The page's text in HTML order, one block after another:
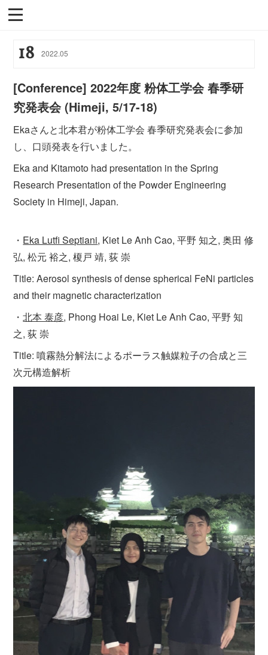
18 2022.05
[Conference] 2022年度 粉体工学会 春季研
究発表会 (Himeji, 5/17-18)
Ekaさんと北本君が粉体工学会 春季研究発表会に参加
し、口頭発表を行いました。
Eka and Kitamoto had presentation in the Spring
Research Presentation of the Powder Engineering
Society in Himeji, Japan.
・ Eka Lutfi Septiani, Kiet Le Anh Cao, 平野 知之, 奥田 修
弘, 松元 裕之, 榎戸 靖, 荻 崇
Title: Aerosol synthesis of dense spherical FeNi particles
and their magnetic characterization
・北本 泰彦, Phong Hoai Le, Kiet Le Anh Cao, 平野 知
之, 荻 崇
Title: 噴霧熱分解法によるポーラス触媒粒子の合成と三
次元構造解析